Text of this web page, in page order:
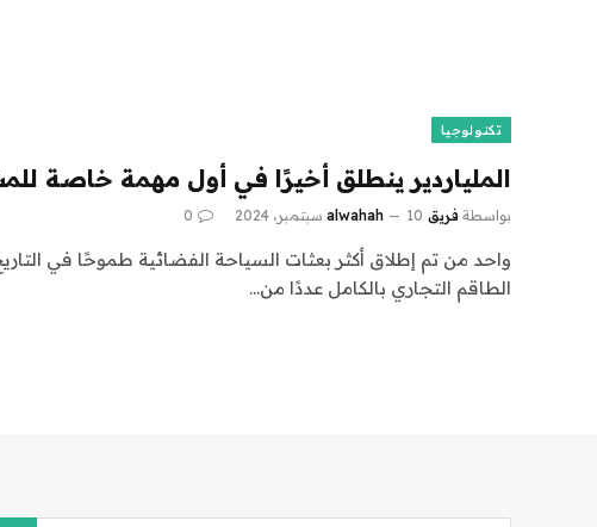
تكنولوجيا
الملياردير ينطلق أخيرًا في أول مهمة خاصة
بواسطة فريق alwahah 10 سبتمبر، 2024 0
واحد من تم إطلاق أكثر بعثات السياحة الفضائية طموحًا في
الطاقم التجاري بالكامل عددًا من…